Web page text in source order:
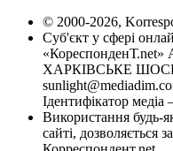
© 2000-2026,
Суб'єкт у сфері
«КореспонденТ.net»
ХАРКІВСЬКЕ ШОСЕ,
Ідентифікатор медіа
Використання будь-
сайті, дозволяється